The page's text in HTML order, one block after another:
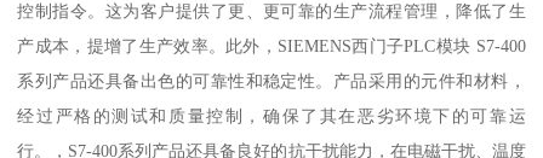
控制指令。这为客户提供了更、更可靠的生产流程管理，降低了生
产成本，提增了生产效率。此外，SIEMENS西门子PLC模块 S7-400
系列产品还具备出色的可靠性和稳定性。产品采用的元件和材料，
经过严格的测试和质量控制，确保了其在恶劣环境下的可靠运
行。，S7-400系列产品还具备良好的抗干扰能力，在电磁干扰、温度